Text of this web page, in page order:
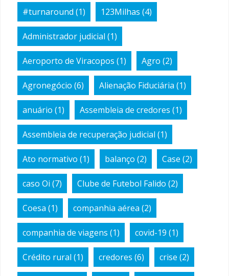
#turnaround (1) 123Milhas (4)
Administrador judicial (1)
Aeroporto de Viracopos (1) Agro (2)
Agronegócio (6) Alienação Fiduciária (1)
anuário (1) Assembleia de credores (1)
Assembleia de recuperação judicial (1)
Ato normativo (1) balanço (2) Case (2)
caso Oi (7) Clube de Futebol Falido (2)
Coesa (1) companhia aérea (2)
companhia de viagens (1) covid-19 (1)
Crédito rural (1) credores (6) crise (2)